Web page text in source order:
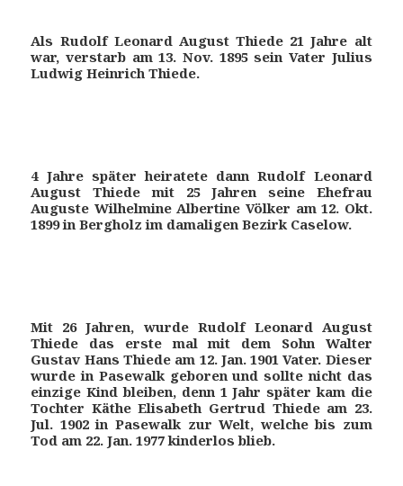
Als Rudolf Leonard August Thiede 21 Jahre alt
war, verstarb am 13. Nov. 1895 sein Vater Julius
Ludwig Heinrich Thiede.
4 Jahre später heiratete dann Rudolf Leonard
August Thiede mit 25 Jahren seine Ehefrau
Auguste Wilhelmine Albertine Völker am 12. Okt.
1899 in Bergholz im damaligen Bezirk Caselow.
Mit 26 Jahren, wurde Rudolf Leonard August
Thiede das erste mal mit dem Sohn Walter
Gustav Hans Thiede am 12. Jan. 1901 Vater. Dieser
wurde in Pasewalk geboren und sollte nicht das
einzige Kind bleiben, denn 1 Jahr später kam die
Tochter Käthe Elisabeth Gertrud Thiede am 23.
Jul. 1902 in Pasewalk zur Welt, welche bis zum
Tod am 22. Jan. 1977 kinderlos blieb.